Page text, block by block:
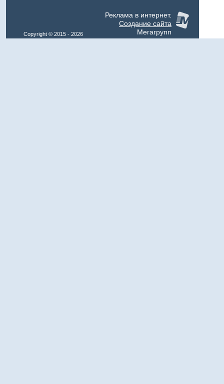
Реклама в интернет.
Создание сайта
Мегагрупп
Copyright © 2015 - 2026
Klimat-Expo